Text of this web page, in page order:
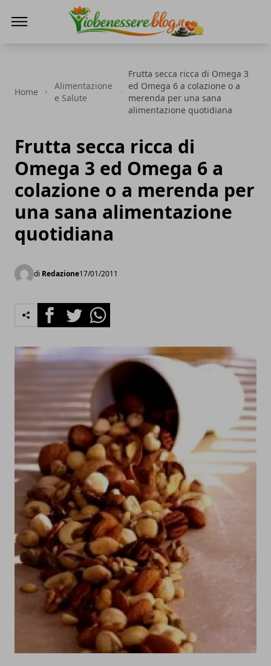
Home
Alimentazione
e Salute
Frutta secca ricca di Omega 3
ed Omega 6 a colazione o a
merenda per una sana
alimentazione quotidiana
Frutta secca ricca di
Omega 3 ed Omega 6 a
colazione o a merenda per
una sana alimentazione
quotidiana
di Redazione17/01/2011
FacebookTwitterWhatsapp